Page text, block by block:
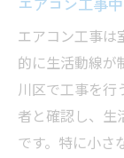
エアコン工事は
的に生活動線が
川区で工事を行
者と確認し、生
です。特に小さ